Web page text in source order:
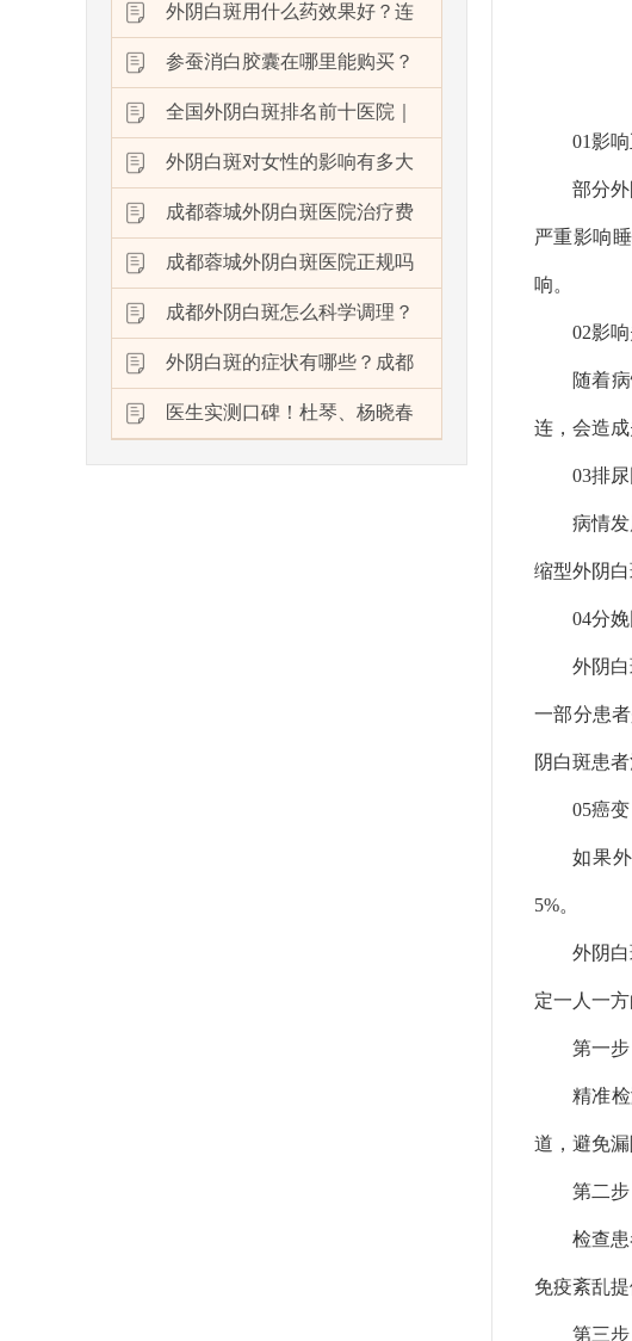
外阴白斑用什么药效果好？连
参蚕消白胶囊在哪里能购买？
全国外阴白斑排名前十医院｜
外阴白斑对女性的影响有多大
成都蓉城外阴白斑医院治疗费
成都蓉城外阴白斑医院正规吗
成都外阴白斑怎么科学调理？
外阴白斑的症状有哪些？成都
医生实测口碑！杜琴、杨晓春
01影
部分
严重影响
响。
02影
随着
连，会造
03排
病情
缩型外阴
04分
外阴
一部分患
阴白斑患
05癌变
如果
5%。
外阴
定一人一
第一
精准
道，避免漏
第二
检查
免疫紊乱提
第三